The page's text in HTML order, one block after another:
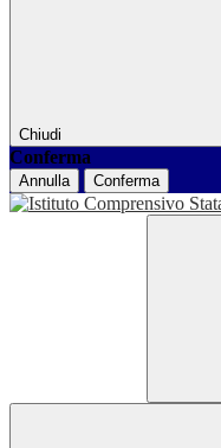
Chiudi
Conferma
Annulla Conferma